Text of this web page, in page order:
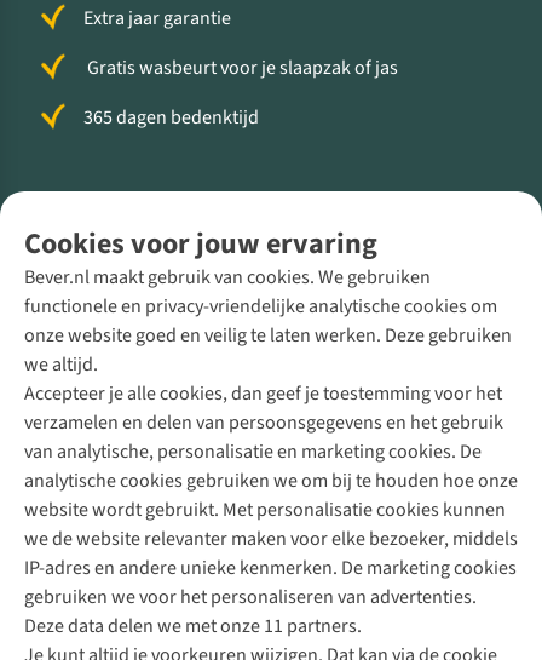
Cookies voor jouw ervaring
Bever.nl maakt gebruik van cookies. We gebruiken
functionele en privacy-vriendelijke analytische cookies om
onze website goed en veilig te laten werken. Deze gebruiken
we altijd.
Accepteer je alle cookies, dan geef je toestemming voor het
verzamelen en delen van persoonsgegevens en het gebruik
van analytische, personalisatie en marketing cookies. De
analytische cookies gebruiken we om bij te houden hoe onze
website wordt gebruikt. Met personalisatie cookies kunnen
we de website relevanter maken voor elke bezoeker, middels
IP-adres en andere unieke kenmerken. De marketing cookies
gebruiken we voor het personaliseren van advertenties.
Deze data delen we met onze 11 partners.
Extra jaar garantie
Gratis wasbeurt voor je slaapzak of jas
365 dagen bedenktijd
Direct advies van een Buitenexpert
+31 (0)85 888 50 88
+31 6 12 28 49 80
Contactformulier